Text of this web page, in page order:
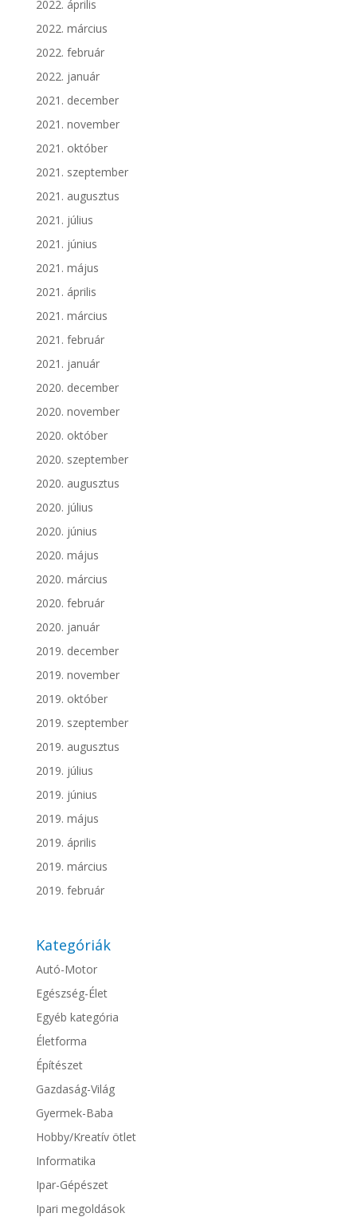
2022. április
2022. március
2022. február
2022. január
2021. december
2021. november
2021. október
2021. szeptember
2021. augusztus
2021. július
2021. június
2021. május
2021. április
2021. március
2021. február
2021. január
2020. december
2020. november
2020. október
2020. szeptember
2020. augusztus
2020. július
2020. június
2020. május
2020. március
2020. február
2020. január
2019. december
2019. november
2019. október
2019. szeptember
2019. augusztus
2019. július
2019. június
2019. május
2019. április
2019. március
2019. február
Kategóriák
Autó-Motor
Egészség-Élet
Egyéb kategória
Életforma
Építészet
Gazdaság-Világ
Gyermek-Baba
Hobby/Kreatív ötlet
Informatika
Ipar-Gépészet
Ipari megoldások